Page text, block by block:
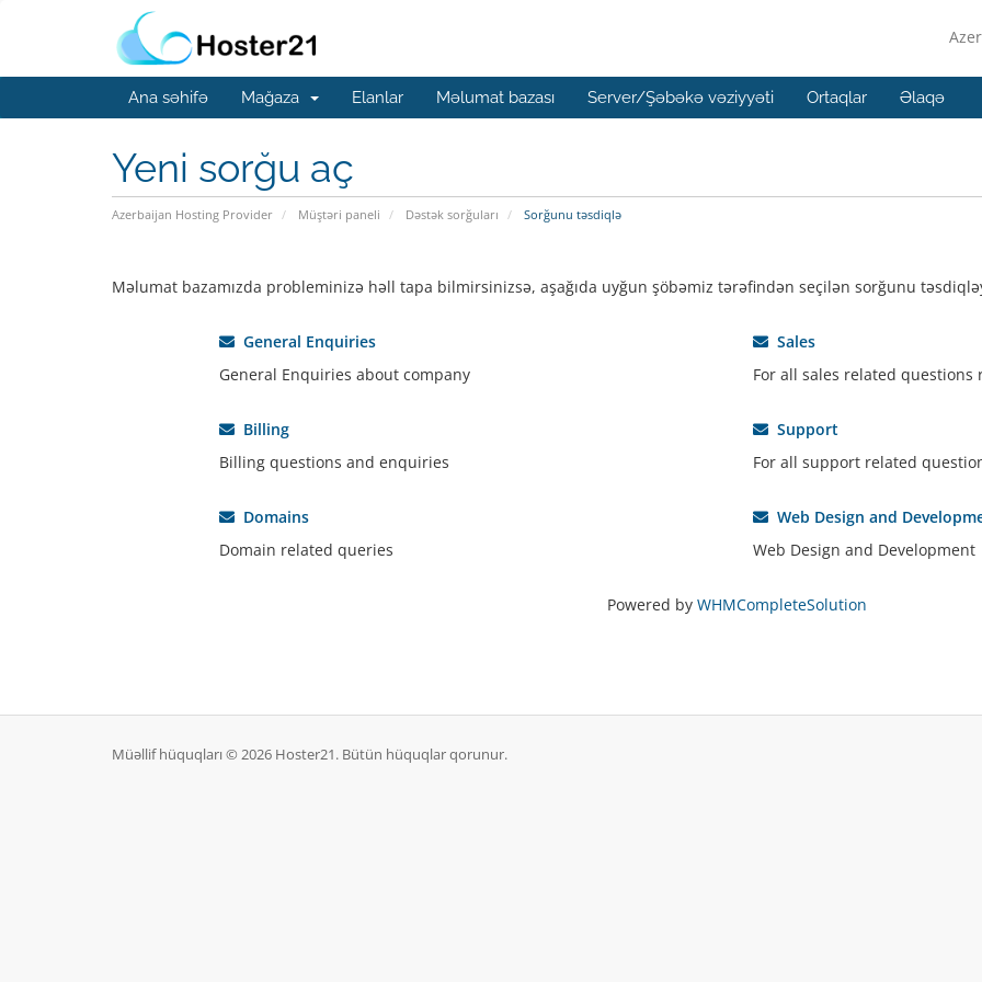
Ana səhifə Mağaza Elanlar Məlumat bazası Server/Şəbəkə vəziyyəti Ortaqlar Əlaqə
Yeni sorğu aç
Azerbaijan Hosting Provider Müştəri paneli Dəstək sorğuları Sorğunu təsdiqlə
Məlumat bazamızda probleminizə həll tapa bilmirsinizsə, aşağıda uyğun şöbəmiz tərəfindən seçilən sorğunu
General Enquiries
General Enquiries about company
Sales
For all sales related questions
Billing
Billing questions and enquiries
Support
For all support related
Domains
Domain related queries
Web Design and
Web Design and Development
Powered by WHMCompleteSolution
Müəllif hüquqları © 2026 Hoster21. Bütün hüquqlar qorunur.